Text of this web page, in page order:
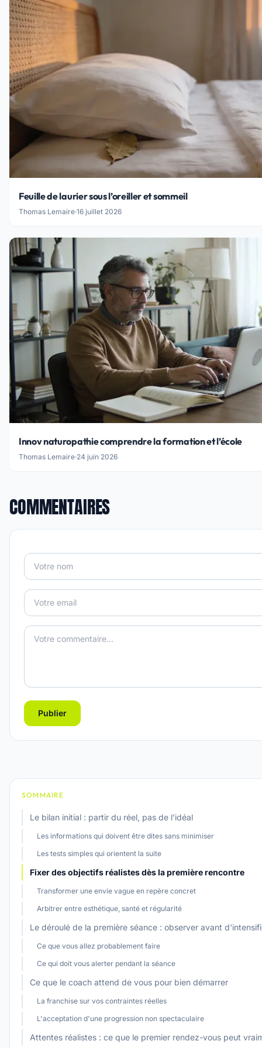
Feuille de laurier sous l’oreiller et sommeil
Thomas Lemaire·16 juillet 2026
Innov naturopathie comprendre la formation et l’école
Thomas Lemaire·24 juin 2026
COMMENTAIRES
Publier
SOMMAIRE
Le bilan initial : partir du réel, pas de l'idéal
Les informations qui doivent être dites sans minimiser
Les tests simples qui orientent la suite
Fixer des objectifs réalistes dès la première rencontre
Transformer une envie vague en repère concret
Arbitrer entre esthétique, santé et régularité
Le déroulé de la première séance : observer avant
Ce que vous allez probablement faire
Ce qui doit vous alerter pendant la séance
Ce que le coach attend de vous pour bien démarrer
La franchise sur vos contraintes réelles
L'acceptation d'une progression non spectaculaire
Attentes réalistes : ce que le premier rendez-vous peut